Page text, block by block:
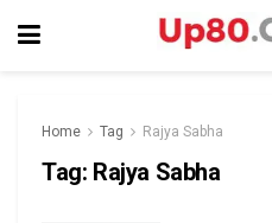
Home Tag Rajya Sabha
Tag: Rajya Sabha